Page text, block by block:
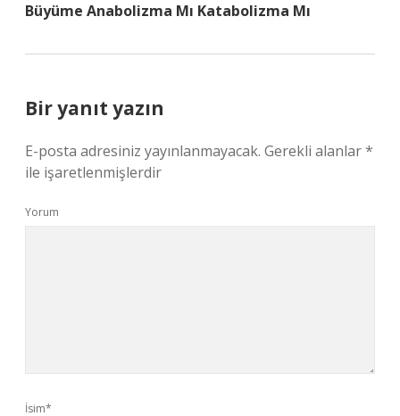
Büyüme Anabolizma Mı Katabolizma Mı
Bir yanıt yazın
E-posta adresiniz yayınlanmayacak. Gerekli alanlar*
ile işaretlenmişlerdir
Yorum
İsim*